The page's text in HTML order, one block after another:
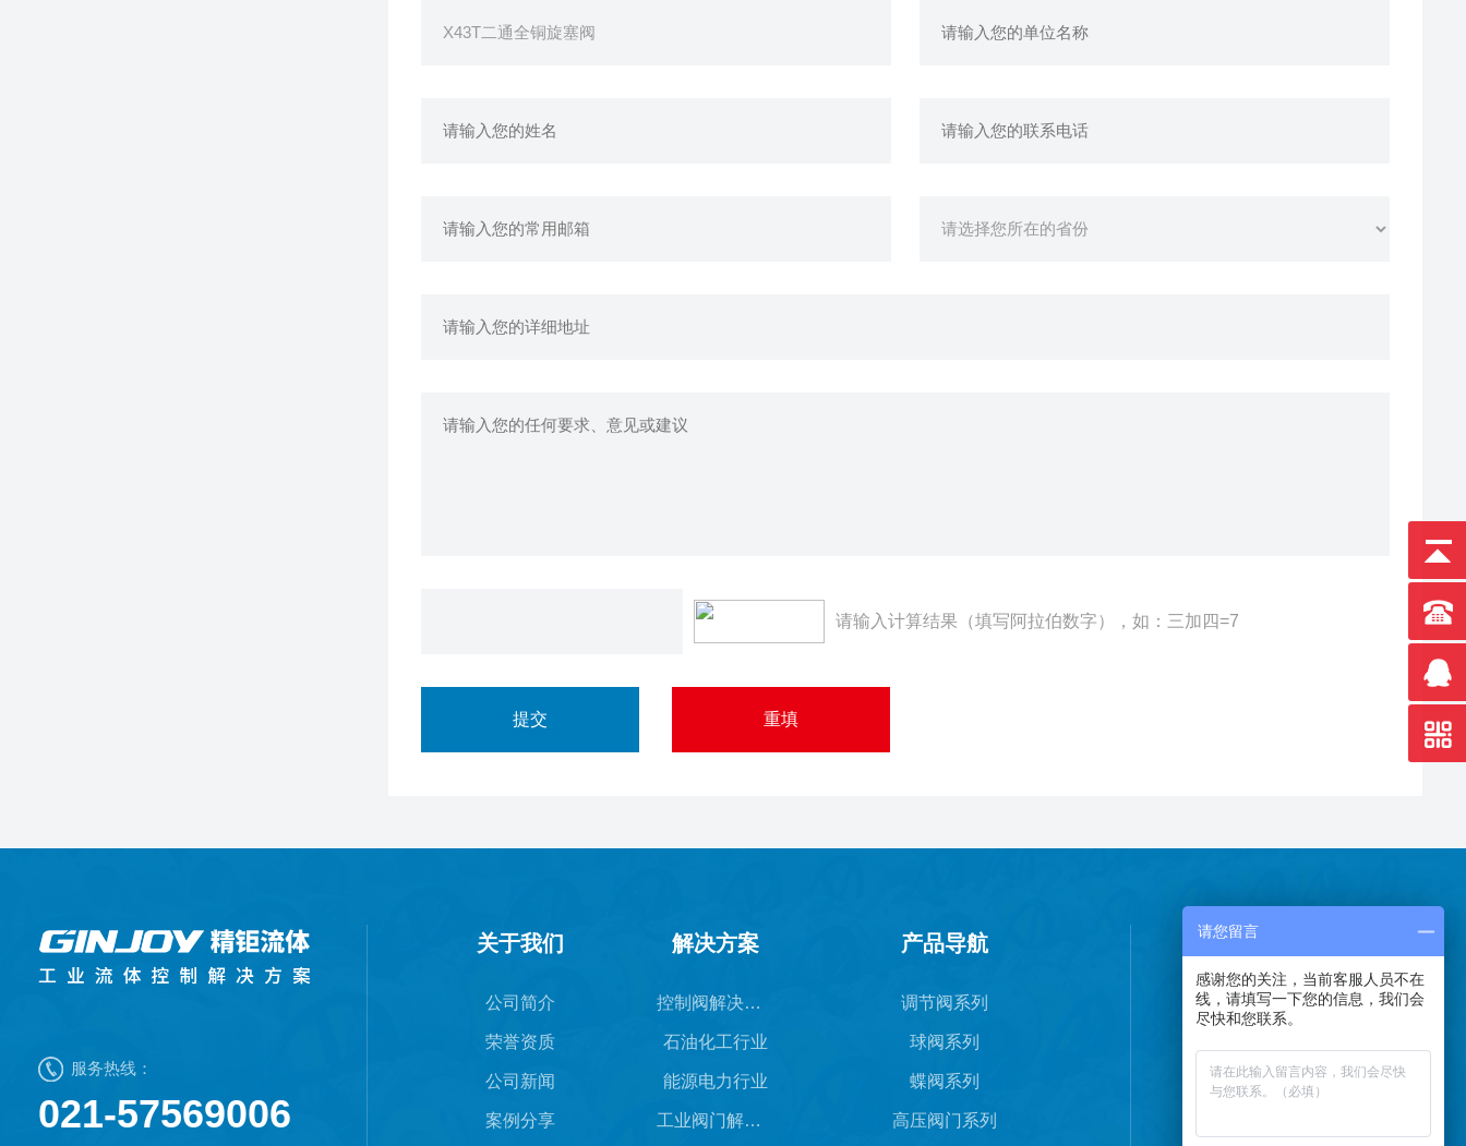
请输入计算结果（填写阿拉伯数字），如：三加四=7
服务热线：
021-57569006
关于我们
公司简介
荣誉资质
公司新闻
案例分享
解决方案
控制阀解决方案
石油化工行业
能源电力行业
工业阀门解决方案
产品导航
调节阀系列
球阀系列
蝶阀系列
高压阀门系列
扫码加微信
请您留言
感谢您的关注，当前客服人员不在
线，请填写一下您的信息，我们会
尽快和您联系。